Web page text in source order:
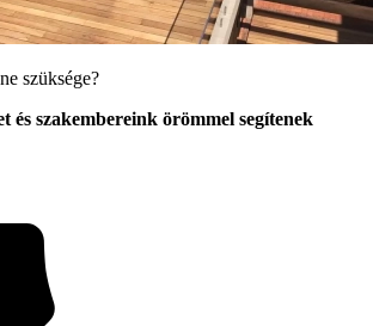
szüksége?
és szakembereink örömmel segítenek